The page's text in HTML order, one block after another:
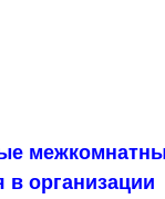
организации